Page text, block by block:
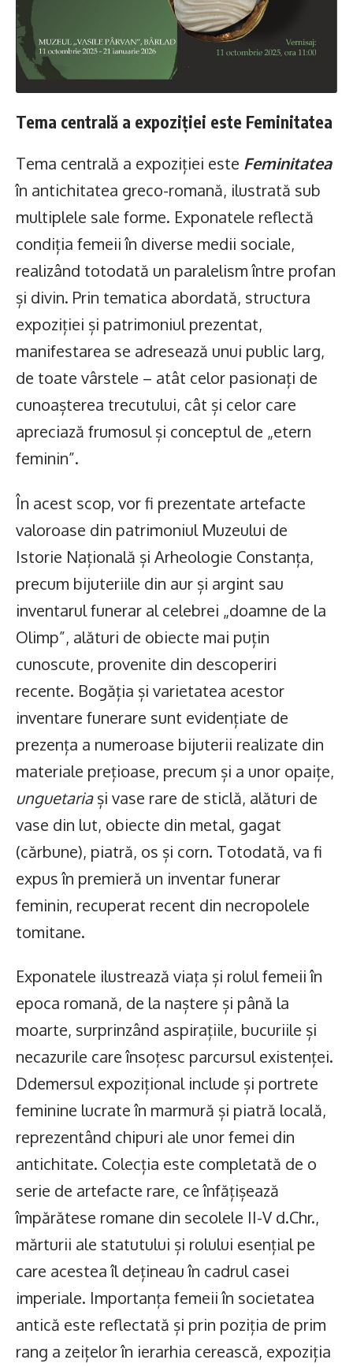
Tema centrală a expoziției este Feminitatea
Tema centrală a expoziției este Feminitatea
în antichitatea greco-romană, ilustrată sub
multiplele sale forme. Exponatele reflectă
condiția femeii în diverse medii sociale,
realizând totodată un paralelism între profan
și divin. Prin tematica abordată, structura
expoziției și patrimoniul prezentat,
manifestarea se adresează unui public larg,
de toate vârstele – atât celor pasionați de
cunoașterea trecutului, cât și celor care
apreciază frumosul și conceptul de „etern
feminin”.
În acest scop, vor fi prezentate artefacte
valoroase din patrimoniul Muzeului de
Istorie Națională și Arheologie Constanța,
precum bijuteriile din aur și argint sau
inventarul funerar al celebrei „doamne de la
Olimp”, alături de obiecte mai puțin
cunoscute, provenite din descoperiri
recente. Bogăția și varietatea acestor
inventare funerare sunt evidențiate de
prezența a numeroase bijuterii realizate din
materiale prețioase, precum și a unor opaițe,
unguetariași vase rare de sticlă, alături de
vase din lut, obiecte din metal, gagat
(cărbune), piatră, os și corn. Totodată, va fi
expus în premieră un inventar funerar
feminin, recuperat recent din necropolele
tomitane.
Exponatele ilustrează viața și rolul femeii în
epoca romană, de la naștere și până la
moarte, surprinzând aspirațiile, bucuriile și
necazurile care însoțesc parcursul existenței.
Ddemersul expozițional include și portrete
feminine lucrate în marmură și piatră locală,
reprezentând chipuri ale unor femei din
antichitate. Colecția este completată de o
serie de artefacte rare, ce înfățișează
împărătese romane din secolele II-V d.Chr.,
mărturii ale statutului și rolului esențial pe
care acestea îl dețineau în cadrul casei
imperiale. Importanța femeii în societatea
antică este reflectată și prin poziția de prim
rang a zeițelor în ierarhia cerească, expoziția